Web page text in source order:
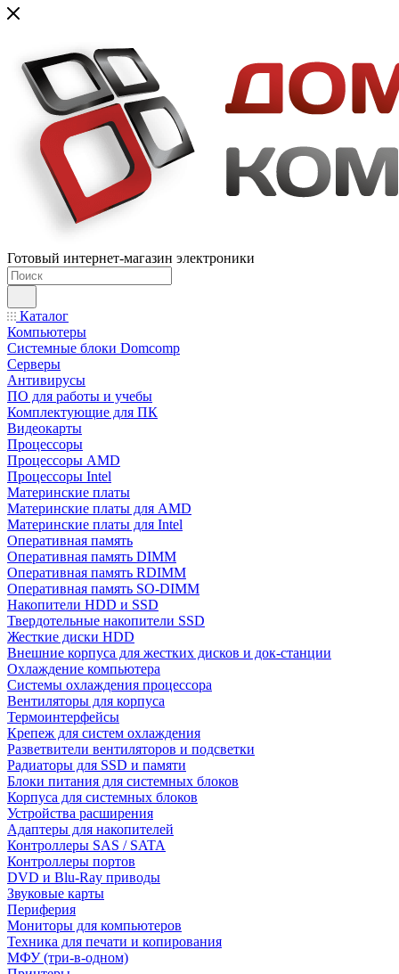
Готовый интернет-магазин электроники
Каталог
Компьютеры
Системные блоки Domcomp
Серверы
Антивирусы
ПО для работы и учебы
Комплектующие для ПК
Видеокарты
Процессоры
Процессоры AMD
Процессоры Intel
Материнские платы
Материнские платы для AMD
Материнские платы для Intel
Оперативная память
Оперативная память DIMM
Оперативная память RDIMM
Оперативная память SO-DIMM
Накопители HDD и SSD
Твердотельные накопители SSD
Жесткие диски HDD
Внешние корпуса для жестких дисков и док-станции
Охлаждение компьютера
Системы охлаждения процессора
Вентиляторы для корпуса
Термоинтерфейсы
Крепеж для систем охлаждения
Разветвители вентиляторов и подсветки
Радиаторы для SSD и памяти
Блоки питания для системных блоков
Корпуса для системных блоков
Устройства расширения
Адаптеры для накопителей
Контроллеры SAS / SATA
Контроллеры портов
DVD и Blu-Ray приводы
Звуковые карты
Периферия
Мониторы для компьютеров
Техника для печати и копирования
МФУ (три-в-одном)